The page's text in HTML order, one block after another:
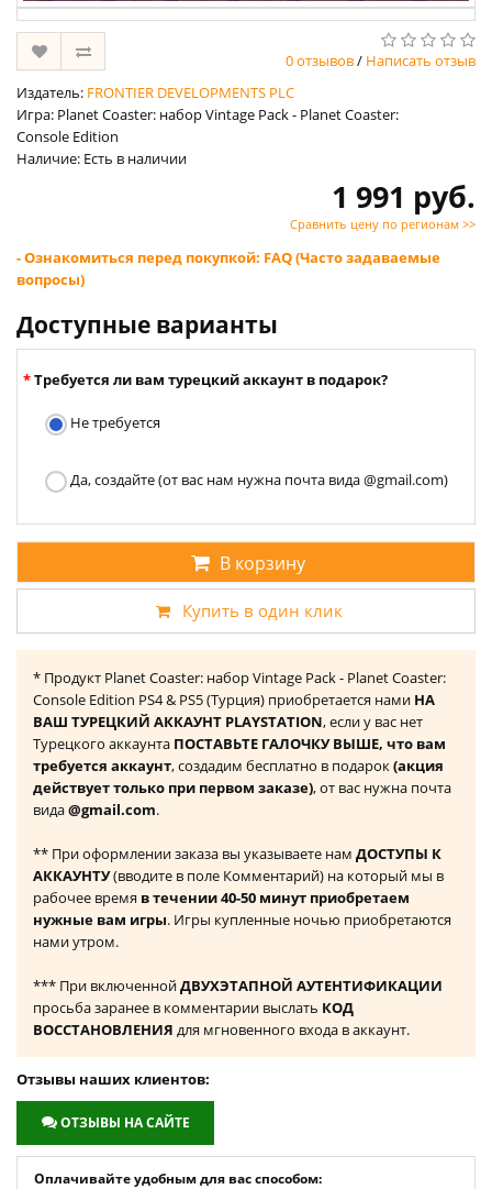
0 отзывов/ Написать отзыв
Издатель: FRONTIER DEVELOPMENTS PLC
Игра: Planet Coaster: набор Vintage Pack - Planet Coaster:
Console Edition
Наличие: Есть в наличии
1 991 руб.
Сравнить цену по регионам >>
- Ознакомиться перед покупкой: FAQ (Часто задаваемые
вопросы)
Доступные варианты
Требуется ли вам турецкий аккаунт в подарок?
Не требуется
Да, создайте (от вас нам нужна почта вида @gmail.com)
В корзину
Купить в один клик
* Продукт Planet Coaster: набор Vintage Pack - Planet Coaster:
Console Edition PS4 & PS5 (Турция) приобретается нами НА
ВАШ ТУРЕЦКИЙ АККАУНТ PLAYSTATION, если у вас нет
Турецкого аккаунта ПОСТАВЬТЕ ГАЛОЧКУ ВЫШЕ, что вам
требуется аккаунт, создадим бесплатно в подарок(акция
действует только при первом заказе), от вас нужна почта
вида@gmail.com.
** При оформлении заказа вы указываете нам ДОСТУПЫ К
АККАУНТУ(вводите в поле Комментарий) на который мы в
рабочее время в течении 40-50 минут приобретаем
нужные вам игры. Игры купленные ночью приобретаются
нами утром.
*** При включеннойДВУХЭТАПНОЙ АУТЕНТИФИКАЦИИ
просьба заранее в комментарии выслать КОД
ВОССТАНОВЛЕНИЯ для мгновенного входа в аккаунт.
Отзывы наших клиентов:
ОТЗЫВЫ НА САЙТЕ
Оплачивайте удобным для вас способом: